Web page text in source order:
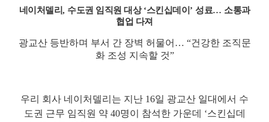
네이처델리, 수도권 임직원 대상‘스킨십데이 ’ 성료… 소통과
협업 다져
광교산 등반하며 부서 간 장벽 허물어 … “건강한 조직문
화 조성 지속할 것”
우리 회사 네이처델리는 지난 16일 광교산 일대에서 수
도권 근무 임직원 약 40명이 참석한 가운데 ‘스킨십데